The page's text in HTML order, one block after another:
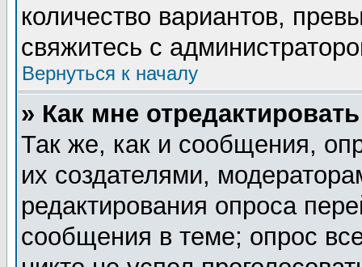
количество вариантов,
свяжитесь с
Вернуться к началу
» Как мне
Так же, как и сообщения,
их создателями,
редактирования опроса
сообщения в теме; опрос